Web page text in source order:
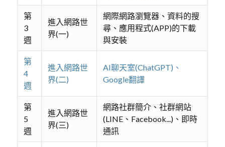
第
3
週
進入網路世
界(一)
網際網路瀏覽器、資料的搜
尋、應用程式(APP)的下載
與安裝
第
4
週
進入網路世
界(二)
AI聊天室(ChatGPT)、
Google翻譯
第
5
週
進入網路世
界(三)
網路社群簡介、社群網站
(LINE、Facebook...)、即時
通訊